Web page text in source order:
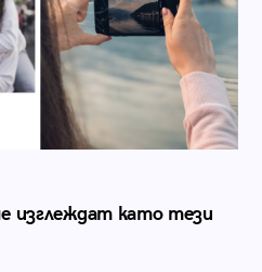
изглеждат като тези